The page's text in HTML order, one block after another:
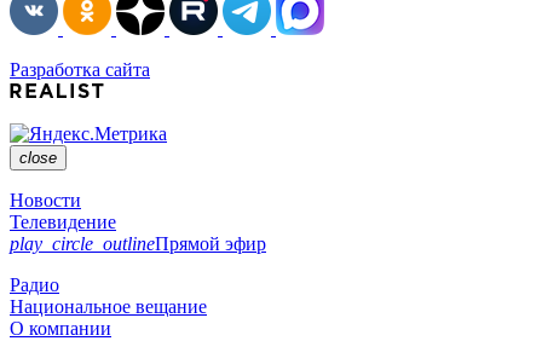
Разработка сайта
close
Новости
Телевидение
play_circle_outlineПрямой эфир
Радио
Национальное вещание
О компании